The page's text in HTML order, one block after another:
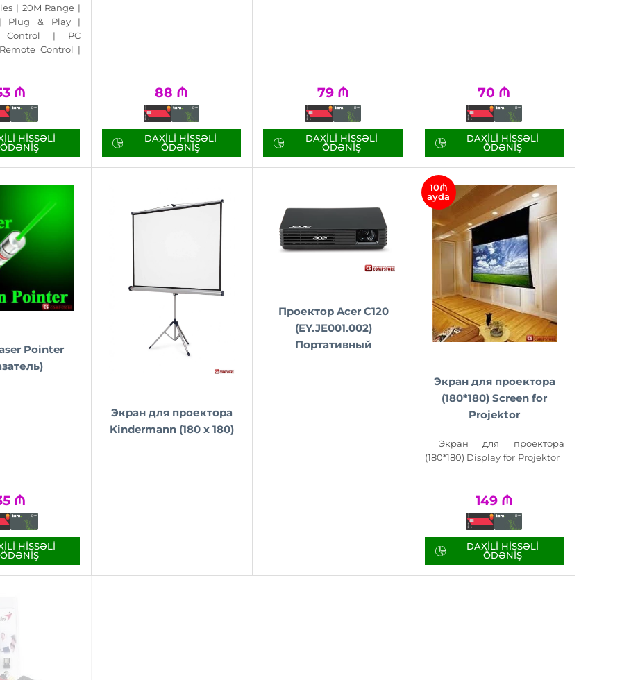
| 20M Range |
Plug & Play |
Control | PC
Control |
₼
HISSƏLI
ÖDƏNIŞ
88 ₼
DAXILI HISSƏLI
ÖDƏNIŞ
79 ₼
DAXILI HISSƏLI
ÖDƏNIŞ
70 ₼
DAXILI HISSƏLI
ÖDƏNIŞ
Pointer
₼
HISSƏLI
ÖDƏNIŞ
Экран для проектора
Kindermann (180 x 180)
Проектор Acer C120
(EY.JE001.002)
Портативный
10₼
ayda
Экран для проектора
(180*180) Screen for
Projektor
Экран для проектора
(180*180) Display for Projektor
149 ₼
DAXILI HISSƏLI
ÖDƏNIŞ